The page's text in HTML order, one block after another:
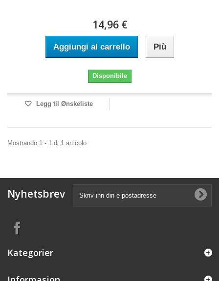
14,96 €
Aggiungi al carrello Più
Disponibile
Legg til Ønskeliste
Mostrando 1 - 1 di 1 articolo
Nyhetsbrev
Kategorier